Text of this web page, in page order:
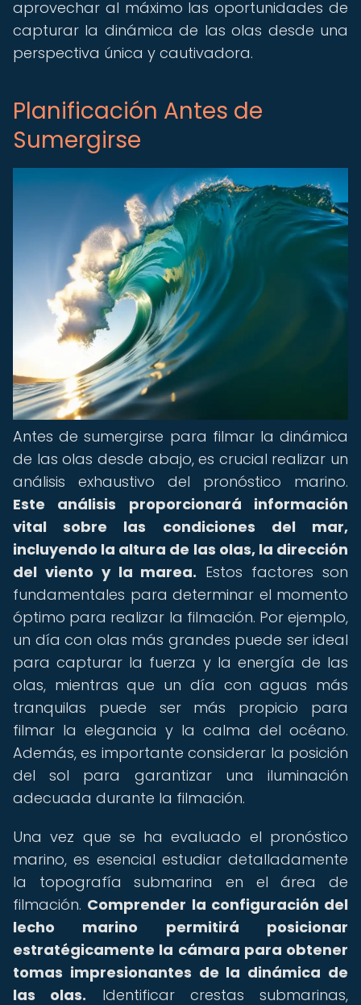
aprovechar al máximo las oportunidades de
capturar la dinámica de las olas desde una
perspectiva única y cautivadora.
Planificación Antes de
Sumergirse
Antes de sumergirse para filmar la dinámica
de las olas desde abajo, es crucial realizar un
análisis exhaustivo del pronóstico marino.
Este análisis proporcionará información
vital sobre las condiciones del mar,
incluyendo la altura de las olas, la dirección
del viento y la marea. Estos factores son
fundamentales para determinar el momento
óptimo para realizar la filmación. Por ejemplo,
un día con olas más grandes puede ser ideal
para capturar la fuerza y la energía de las
olas, mientras que un día con aguas más
tranquilas puede ser más propicio para
filmar la elegancia y la calma del océano.
Además, es importante considerar la posición
del sol para garantizar una iluminación
adecuada durante la filmación.
Una vez que se ha evaluado el pronóstico
marino, es esencial estudiar detalladamente
la topografía submarina en el área de
filmación. Comprender la configuración del
lecho marino permitirá posicionar
estratégicamente la cámara para obtener
tomas impresionantes de la dinámica de
las olas. Identificar crestas submarinas,